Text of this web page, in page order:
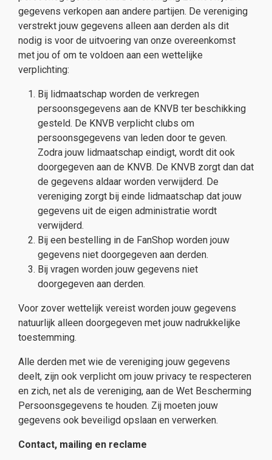
gegevens verkopen aan andere partijen. De vereniging
verstrekt jouw gegevens alleen aan derden als dit
nodig is voor de uitvoering van onze overeenkomst
met jou of om te voldoen aan een wettelijke
verplichting:
Bij lidmaatschap worden de verkregen
persoonsgegevens aan de KNVB ter beschikking
gesteld. De KNVB verplicht clubs om
persoonsgegevens van leden door te geven.
Zodra jouw lidmaatschap eindigt, wordt dit ook
doorgegeven aan de KNVB. De KNVB zorgt dan dat
de gegevens aldaar worden verwijderd. De
vereniging zorgt bij einde lidmaatschap dat jouw
gegevens uit de eigen administratie wordt
verwijderd.
Bij een bestelling in de FanShop worden jouw
gegevens niet doorgegeven aan derden.
Bij vragen worden jouw gegevens niet
doorgegeven aan derden.
Voor zover wettelijk vereist worden jouw gegevens
natuurlijk alleen doorgegeven met jouw nadrukkelijke
toestemming.
Alle derden met wie de vereniging jouw gegevens
deelt, zijn ook verplicht om jouw privacy te respecteren
en zich, net als de vereniging, aan de Wet Bescherming
Persoonsgegevens te houden. Zij moeten jouw
gegevens ook beveiligd opslaan en verwerken.
Contact, mailing en reclame